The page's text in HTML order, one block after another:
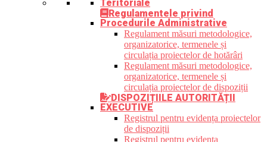
Teritoriale
Regulamentele privind
Procedurile Administrative
Regulament măsuri metodologice,
organizatorice, termenele și
circulația proiectelor de hotărâri
Regulament măsuri metodologice,
organizatorice, termenele și
circulația proiectelor de dispoziții
DISPOZIȚIILE AUTORITĂȚII
EXECUTIVE
Registrul pentru evidența proiectelor
de dispoziții
Registrul pentru evidența